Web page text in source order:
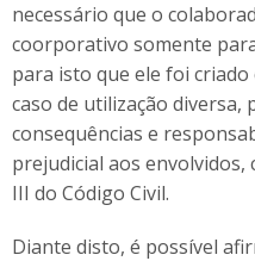
necessário que o
coorporativo somente
para isto que ele foi
caso de utilização
consequências e
prejudicial aos
III do Código Civil.
Diante disto, é possível